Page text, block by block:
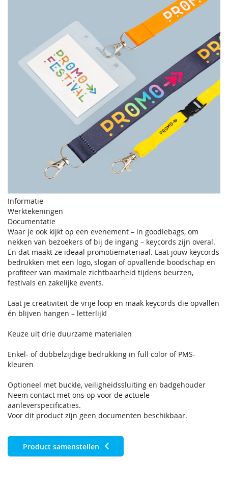
Informatie
Werktekeningen
Documentatie
Waar je ook kijkt op een evenement – in goodiebags, om
nekken van bezoekers of bij de ingang – keycords zijn overal.
En dat maakt ze ideaal promotiemateriaal. Laat jouw keycords
bedrukken met een logo, slogan of opvallende boodschap en
profiteer van maximale zichtbaarheid tijdens beurzen,
festivals en zakelijke events.
Laat je creativiteit de vrije loop en maak keycords die opvallen
én blijven hangen – letterlijk!
Keuze uit drie duurzame materialen
Enkel- of dubbelzijdige bedrukking in full color of PMS-
kleuren
Optioneel met buckle, veiligheidssluiting en badgehouder
Neem contact met ons op voor de actuele
aanleverspecificaties.
Voor dit product zijn geen documenten beschikbaar.
Product samenstellen